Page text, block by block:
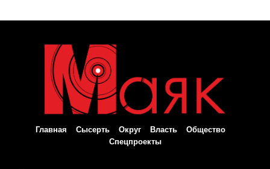
Главная Сысерть Округ Власть
Общество
Спецпроекты